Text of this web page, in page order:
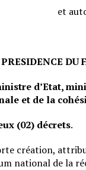
et
DU
d’Etat,
et de la
(02) décrets.
création,
national de la